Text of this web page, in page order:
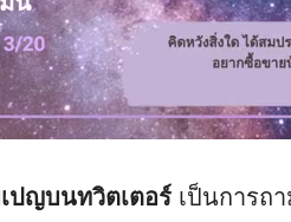
ญบนทวิตเตอร์เป็นการถ